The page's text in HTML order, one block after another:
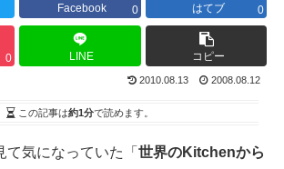
Facebook 0 はてブ 0
0 LINE コピー
2010.08.13 2008.08.12
この記事は約1分で読めます。
て気になっていた「 世界のKitchenから